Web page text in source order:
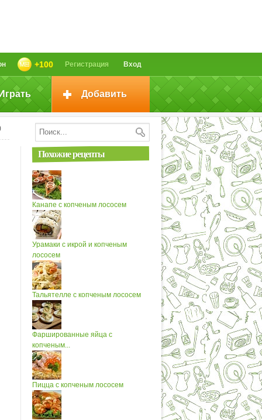
Вход
Регистрация
+100
Добавить
Похожие рецепты
Канапе с копченым лососем
Урамаки с икрой и копченым
лососем
Тальятелле с копченым лососем
Фаршированные яйца с
копченым...
Пицца с копченым лососем